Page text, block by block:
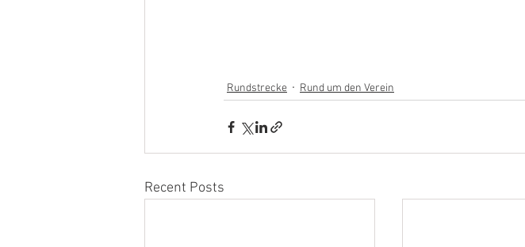
Rundstrecke Rund um den Verein
Recent Posts